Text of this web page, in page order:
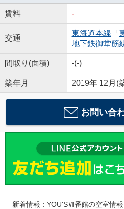
賃料 -
交通
東海道本線 「
地下鉄御堂筋
間取り(面積) -(-)
築年月 2019年 12月(
お問い合
新着情報：YOU'SⅦ番館の空室情